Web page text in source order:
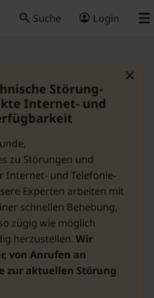
Suche Login
Störung-
Internet- und
zu Störungen und
Internet- und Telefonie-
Experten arbeiten mit
schnellen Behebung,
zügig wie möglich
herzustellen. Wir
von Anrufen an
zur aktuellen Störung